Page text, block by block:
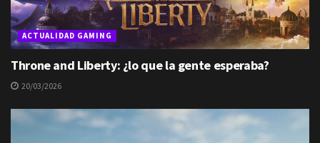
ACTUALIDAD GAMING
Throne and Liberty: ¿lo que la gente esperaba?
20/03/2026